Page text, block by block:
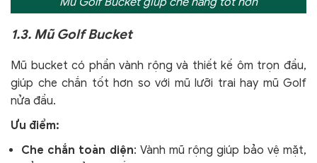
1.3. Mũ Golf Bucket
Mũ bucket có phần vành rộng và thiết kế ôm trọn đầu,
giúp che chắn tốt hơn so với mũ lưỡi trai hay mũ Golf
nửa đầu.
Ưu điểm:
Che chắn toàn diện: Vành mũ rộng giúp bảo vệ mặt,